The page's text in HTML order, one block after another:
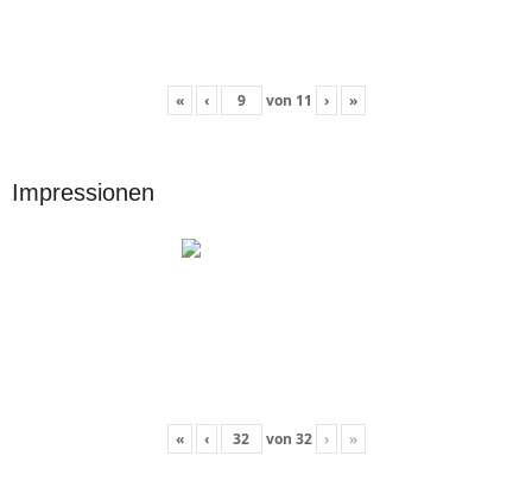
« ‹ von 11 › »
Impressionen
« ‹ von 32 › »